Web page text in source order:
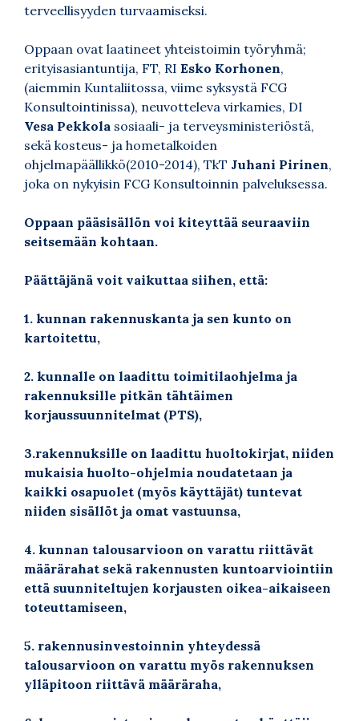
terveellisyyden turvaamiseksi.
Oppaan ovat laatineet yhteistoimin työryhmä;
erityisasiantuntija, FT, RI Esko Korhonen,
(aiemmin Kuntaliitossa, viime syksystä FCG
Konsultointinissa), neuvotteleva virkamies, DI
Vesa Pekkola sosiaali- ja terveysministeriöstä,
sekä kosteus- ja hometalkoiden
ohjelmapäällikkö(2010-2014), TkT Juhani Pirinen,
joka on nykyisin FCG Konsultoinnin palveluksessa.
Oppaan pääsisällön voi kiteyttää seuraaviin
seitsemään kohtaan.
Päättäjänä voit vaikuttaa siihen, että:
1. kunnan rakennuskanta ja sen kunto on
kartoitettu,
2. kunnalle on laadittu toimitilaohjelma ja
rakennuksille pitkän tähtäimen
korjaussuunnitelmat (PTS),
3.rakennuksille on laadittu huoltokirjat, niiden
mukaisia huolto-ohjelmia noudatetaan ja
kaikki osapuolet (myös käyttäjät) tuntevat
niiden sisällöt ja omat vastuunsa,
4. kunnan talousarvioon on varattu riittävät
määrärahat sekä rakennusten kuntoarviointiin
että suunniteltujen korjausten oikea-aikaiseen
toteuttamiseen,
5. rakennusinvestoinnin yhteydessä
talousarvioon on varattu myös rakennuksen
ylläpitoon riittävä määräraha,